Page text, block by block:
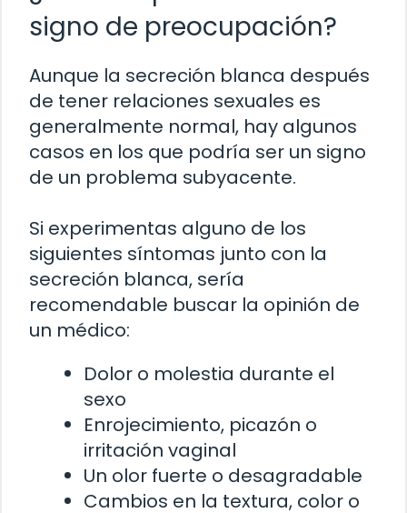
signo de preocupación?
Aunque la secreción blanca después
de tener relaciones sexuales es
generalmente normal, hay algunos
casos en los que podría ser un signo
de un problema subyacente.
Si experimentas alguno de los
siguientes síntomas junto con la
secreción blanca, sería
recomendable buscar la opinión de
un médico:
Dolor o molestia durante el
sexo
Enrojecimiento, picazón o
irritación vaginal
Un olor fuerte o desagradable
Cambios en la textura, color o